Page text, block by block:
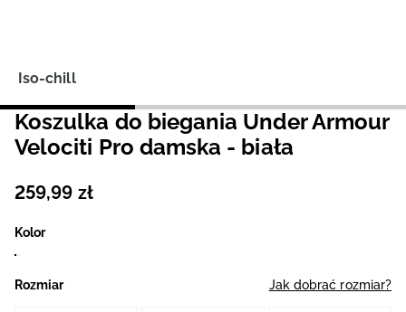
Iso-chill
Koszulka do biegania Under Armour
Velociti Pro damska - biała
259,99 zł
Kolor
Rozmiar Jak dobrać rozmiar?